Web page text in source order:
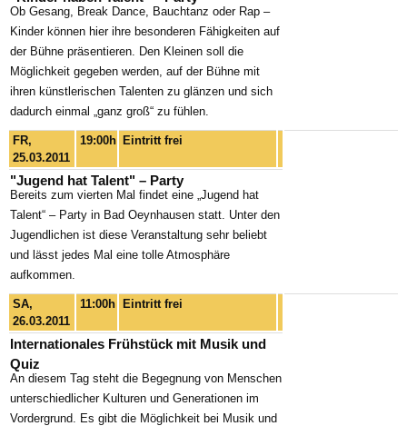
Ob Gesang, Break Dance, Bauchtanz oder Rap –
Kinder können hier ihre besonderen Fähigkeiten auf
der Bühne präsentieren. Den Kleinen soll die
Möglichkeit gegeben werden, auf der Bühne mit
ihren künstlerischen Talenten zu glänzen und sich
dadurch einmal „ganz groß“ zu fühlen.
FR,
25.03.2011
19:00h Eintritt frei
"Jugend hat Talent" – Party
Bereits zum vierten Mal findet eine „Jugend hat
Talent“ – Party in Bad Oeynhausen statt. Unter den
Jugendlichen ist diese Veranstaltung sehr beliebt
und lässt jedes Mal eine tolle Atmosphäre
aufkommen.
SA,
26.03.2011
11:00h Eintritt frei
Internationales Frühstück mit Musik und
Quiz
An diesem Tag steht die Begegnung von Menschen
unterschiedlicher Kulturen und Generationen im
Vordergrund. Es gibt die Möglichkeit bei Musik und